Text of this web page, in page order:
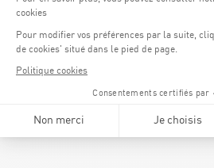
Karin Schank,
Mitglied